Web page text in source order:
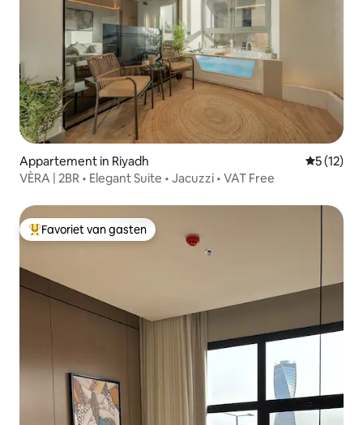
Appartement in Riyadh
5 (12)
VÈRA | 2BR • Elegant Suite • Jacuzzi • VAT Free
Topfavoriet van gasten
Favoriet van gasten